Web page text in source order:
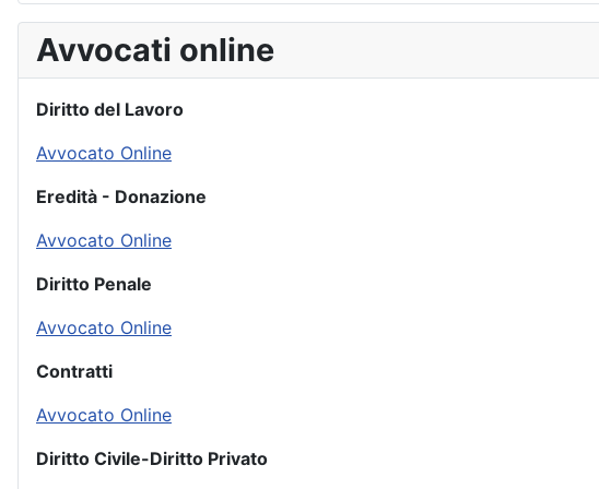
Avvocati online
Diritto del Lavoro
Avvocato Online
Eredità - Donazione
Avvocato Online
Diritto Penale
Avvocato Online
Contratti
Avvocato Online
Diritto Civile-Diritto Privato